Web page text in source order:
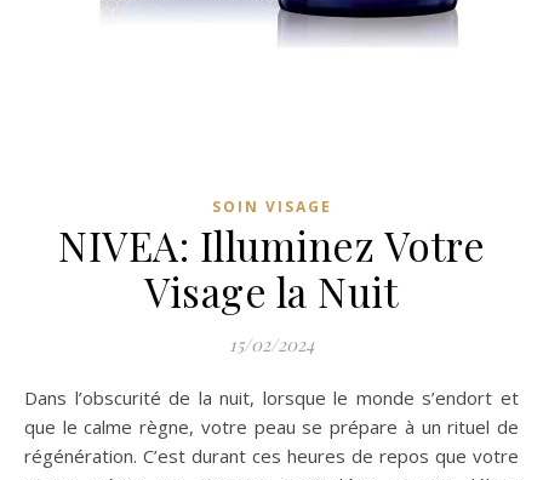
SOIN VISAGE
NIVEA: Illuminez Votre
Visage la Nuit
15/02/2024
Dans l’obscurité de la nuit, lorsque le monde s’endort et
que le calme règne, votre peau se prépare à un rituel de
régénération. C’est durant ces heures de repos que votre